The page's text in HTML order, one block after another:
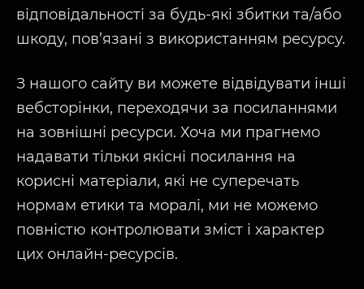
відповідальності за будь-які збитки та/або
шкоду, пов’язані з використанням ресурсу.
З нашого сайту ви можете відвідувати інші
вебсторінки, переходячи за посиланнями
на зовнішні ресурси. Хоча ми прагнемо
надавати тільки якісні посилання на
корисні матеріали, які не суперечать
нормам етики та моралі, ми не можемо
повністю контролювати зміст і характер
цих онлайн-ресурсів.